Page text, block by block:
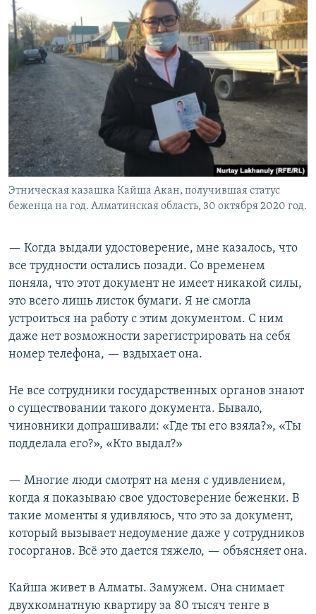
Этническая казашка Кайша Акан, получившая статус
беженца на год. Алматинская область, 30 октября 2020 год.
— Когда выдали удостоверение, мне казалось, что
все трудности остались позади. Со временем
поняла, что этот документ не имеет никакой силы,
это всего лишь листок бумаги. Я не смогла
устроиться на работу с этим документом. С ним
даже нет возможности зарегистрировать на себя
номер телефона, — вздыхает она.
Не все сотрудники государственных органов знают
о существовании такого документа. Бывало,
чиновники допрашивали: «Где ты его взяла?», «Ты
подделала его?», «Кто выдал?»
— Многие люди смотрят на меня с удивлением,
когда я показываю свое удостоверение беженки. В
такие моменты я удивляюсь, что это за документ,
который вызывает недоумение даже у сотрудников
госорганов. Всё это дается тяжело, — объясняет она.
Кайша живет в Алматы. Замужем. Она снимает
двухкомнатную квартиру за 80 тысяч тенге в